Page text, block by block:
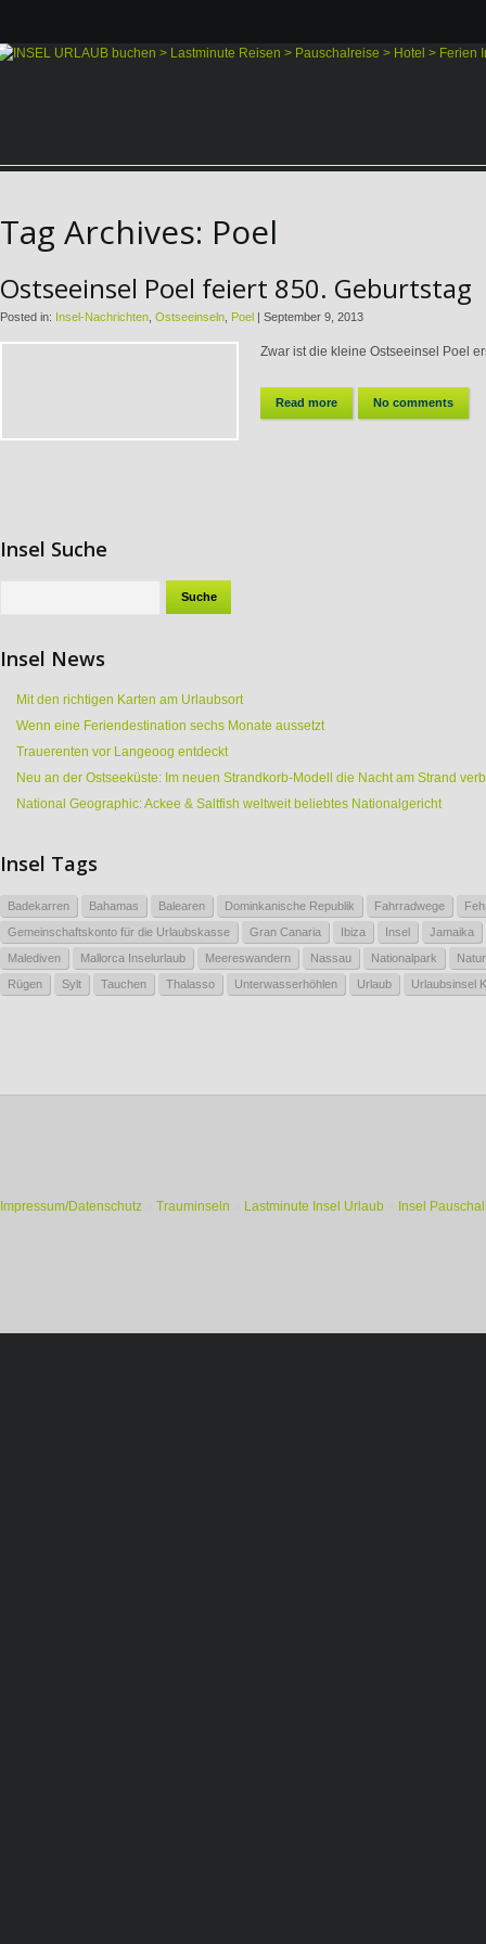
Tag Archives: Poel
Ostseeinsel Poel feiert 850. Geburtstag
Posted in: Insel-Nachrichten Ostseeinseln Poel | September 9, 2013
Zwar ist die kleine Ostseeinsel Poel
Read more No comments
Insel Suche
Insel News
Mit den richtigen Karten am Urlaubsort
Wenn eine Feriendestination sechs Monate aussetzt
Trauerenten vor Langeoog entdeckt
Neu an der Ostseeküste: Im neuen Strandkorb-Modell die Nacht am Strand
National Geographic: Ackee & Saltfish weltweit beliebtes Nationalgericht
Insel Tags
Badekarren Bahamas Balearen Dominkanische Republik Fahrradwege
Gemeinschaftskonto für die Urlaubskasse
Gran Canaria Ibiza Insel
Jamaika
Malediven
Mallorca Inselurlaub Meereswandern Nassau Nationalpark
Natur
Rügen
Sylt Tauchen Thalasso Unterwasserhöhlen Urlaub Urlaubsinsel
Impressum/Datenschutz Trauminseln Lastminute Insel Urlaub Insel